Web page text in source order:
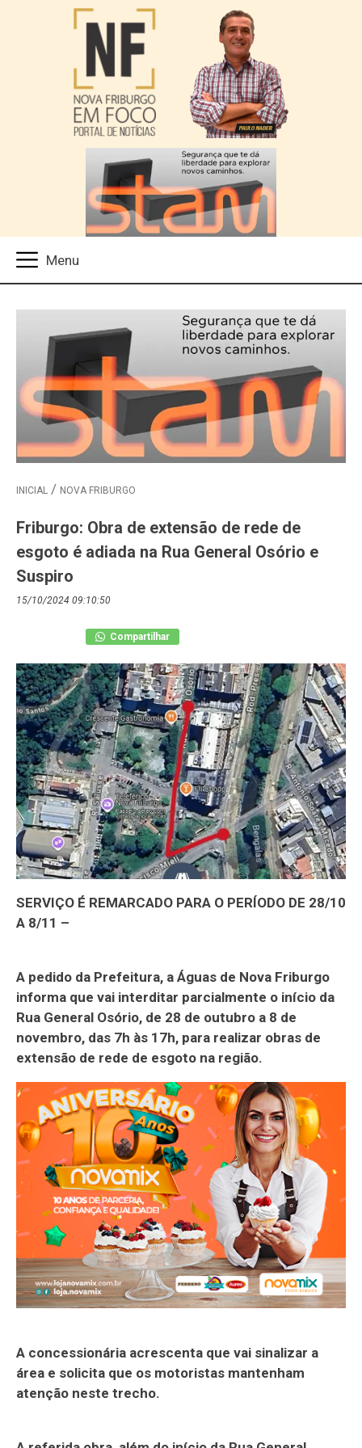
INICIAL NOVA FRIBURGO
Friburgo: Obra de extensão de rede de
esgoto é adiada na Rua General Osório e
Suspiro
15/10/2024 09:10:50
Compartilhar
SERVIÇO É REMARCADO PARA O PERÍODO DE 28/10
A 8/11 –
A pedido da Prefeitura, a Águas de Nova Friburgo
informa que vai interditar parcialmente o início da
Rua General Osório, de 28 de outubro a 8 de
novembro, das 7h às 17h, para realizar obras de
extensão de rede de esgoto na região.
A concessionária acrescenta que vai sinalizar a
área e solicita que os motoristas mantenham
atenção neste trecho.